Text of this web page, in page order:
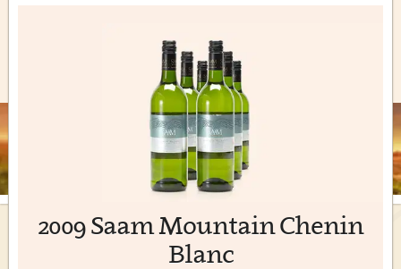
2009 Saam Mountain Chenin
Blanc